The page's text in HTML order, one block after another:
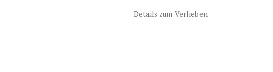
Details zum Verlieben